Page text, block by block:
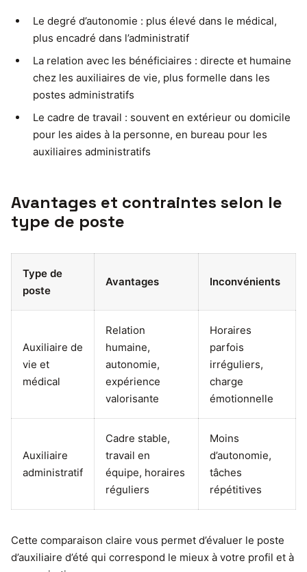
Le degré d’autonomie : plus élevé dans le médical,
plus encadré dans l’administratif
La relation avec les bénéficiaires : directe et humaine
chez les auxiliaires de vie, plus formelle dans les
postes administratifs
Le cadre de travail : souvent en extérieur ou domicile
pour les aides à la personne, en bureau pour les
auxiliaires administratifs
Avantages et contraintes selon le
type de poste
Type de
poste
Avantages Inconvénients
Auxiliaire de
vie et
médical
Relation
humaine,
autonomie,
expérience
valorisante
Horaires
parfois
irréguliers,
charge
émotionnelle
Auxiliaire
administratif
Cadre stable,
travail en
équipe, horaires
réguliers
Moins
d’autonomie,
tâches
répétitives
Cette comparaison claire vous permet d’évaluer le poste
d’auxiliaire d’été qui correspond le mieux à votre profil et à